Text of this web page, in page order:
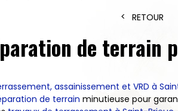
RETOUR
de terrain
assainissement et VRD à
de terrain minutieuse pour